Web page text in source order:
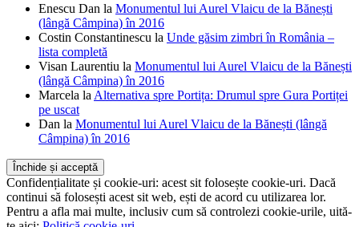
Enescu Dan la Monumentul lui Aurel Vlaicu de la Bănești
(lângă Câmpina) în 2016
Costin Constantinescu la Unde găsim zimbri în România –
lista completă
Visan Laurentiu la Monumentul lui Aurel Vlaicu de la Bănești
(lângă Câmpina) în 2016
Marcela la Alternativa spre Portița: Drumul spre Gura Portiței
pe uscat
Dan la Monumentul lui Aurel Vlaicu de la Bănești (lângă
Câmpina) în 2016
Confidențialitate și cookie-uri: acest sit folosește cookie-uri. Dacă
continui să folosești acest sit web, ești de acord cu utilizarea lor.
Pentru a afla mai multe, inclusiv cum să controlezi cookie-urile, uită-